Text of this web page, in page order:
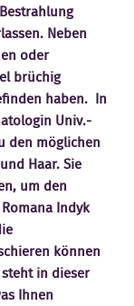
Neben
oder
brüchig
haben. In
Univ.-
den möglichen
Haar. Sie
um den
Indyk
können
in dieser
Ihnen